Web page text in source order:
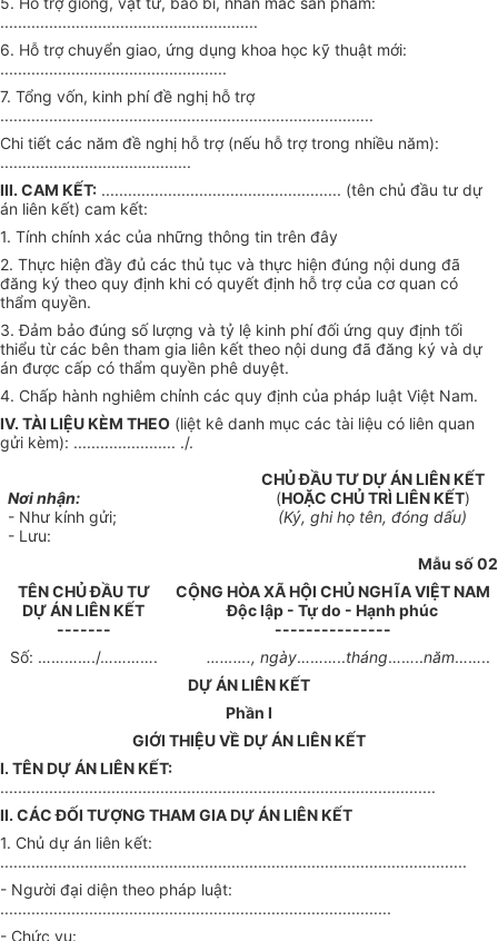
..........................................................
6. Hỗ trợ chuyển giao, ứng dụng khoa học kỹ thuật mới:
...................................................
7. Tổng vốn, kinh phí đề nghị hỗ trợ
....................................................................................
Chi tiết các năm đề nghị hỗ trợ (nếu hỗ trợ trong nhiều năm):
...........................................
III. CAM KẾT: ...................................................... (tên chủ đầu tư dự
án liên kết) cam kết:
1. Tính chính xác của những thông tin trên đây
2. Thực hiện đầy đủ các thủ tục và thực hiện đúng nội dung đã
đăng ký theo quy định khi có quyết định hỗ trợ của cơ quan có
thẩm quyền.
3. Đảm bảo đúng số lượng và tỷ lệ kinh phí đối ứng quy định tối
thiểu từ các bên tham gia liên kết theo nội dung đã đăng ký và dự
án được cấp có thẩm quyền phê duyệt.
4. Chấp hành nghiêm chỉnh các quy định của pháp luật Việt Nam.
IV. TÀI LIỆU KÈM THEO (liệt kê danh mục các tài liệu có liên quan
gửi kèm): ....................... ./.
Nơi nhận:
- Như kính gửi;
- Lưu:
CHỦ ĐẦU TƯ DỰ ÁN LIÊN KẾT
(HOẶC CHỦ TRÌ LIÊN KẾT)
(Ký, ghi họ tên, đóng dấu)
Mẫu số 02
TÊN CHỦ ĐẦU TƯ
DỰ ÁN LIÊN KẾT
-------
CỘNG HÒA XÃ HỘI CHỦ NGHĨA VIỆT NAM
Độc lập - Tự do - Hạnh phúc
---------------
Số: …………./………….
………., ngày………..tháng……..năm……..
DỰ ÁN LIÊN KẾT
Phần I
GIỚI THIỆU VỀ DỰ ÁN LIÊN KẾT
I. TÊN DỰ ÁN LIÊN KẾT:
..................................................................................................
II. CÁC ĐỐI TƯỢNG THAM GIA DỰ ÁN LIÊN KẾT
1. Chủ dự án liên kết:
.........................................................................................................
- Người đại diện theo pháp luật:
........................................................................................
- Chức vụ: